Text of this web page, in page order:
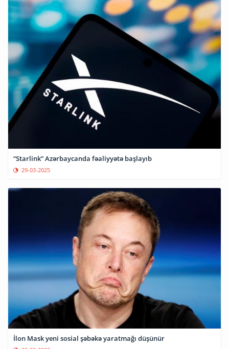
“Starlink” Azərbaycanda fəaliyyətə başlayıb
29-03-2025
İlon Mask yeni sosial şəbəkə yaratmağı düşünür